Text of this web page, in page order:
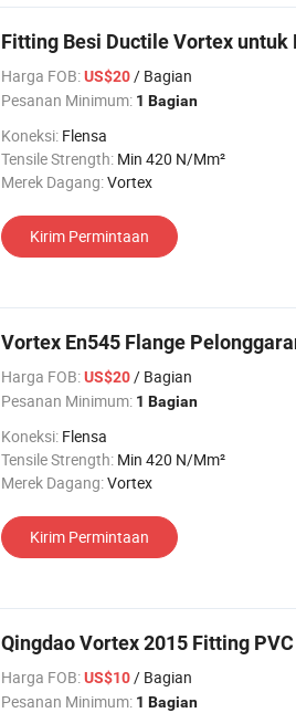
Fitting Besi Ductile Vortex untuk
Harga FOB:US$20/ Bagian
Pesanan Minimum: 1 Bagian
Koneksi: Flensa
Tensile Strength: Min 420 N/Mm²
Merek Dagang:Vortex
Kirim Permintaan
Vortex En545 Flange
Harga FOB:US$20/ Bagian
Pesanan Minimum: 1 Bagian
Koneksi: Flensa
Tensile Strength: Min 420 N/Mm²
Merek Dagang:Vortex
Kirim Permintaan
Qingdao Vortex 2015 Fitting PVC
Harga FOB:US$10/ Bagian
Pesanan Minimum: 1 Bagian